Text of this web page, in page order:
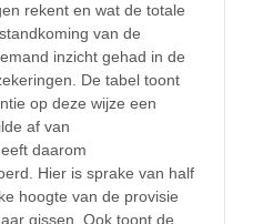
rekent en wat de totale
van de
inzicht gehad in de
De tabel toont
op deze wijze een
af van
daarom
Hier is sprake van half
hoogte van de provisie
gissen. Ook toont de